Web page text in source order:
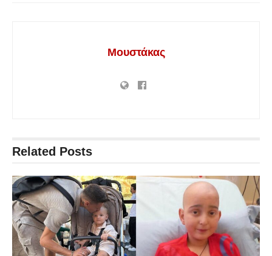
Μουστάκας
Related Posts